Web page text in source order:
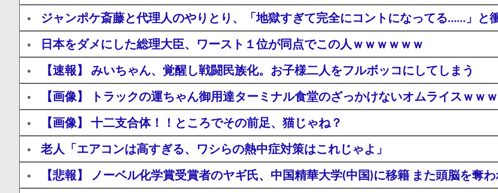
ジャンポケ斎藤と代理人のやりとり、「地獄すぎて完全にコントになってる……」と
日本をダメにした総理大臣、ワースト１位が同点でこの人ｗｗｗｗｗｗ
【速報】 みいちゃん、覚醒し戦闘民族化。お子様二人をフルボッコにしてしまう
【画像】 トラックの運ちゃん御用達ターミナル食堂のざっかけないオムライスｗｗ
【画像】 十二支合体！！ところでその前足、猫じゃね？
老人「エアコンは高すぎる、ワシらの熱中症対策はこれじゃよ」
【悲報】 ノーベル化学賞受賞者のヤギ氏、中国精華大学(中国)に移籍 また頭脳を奪